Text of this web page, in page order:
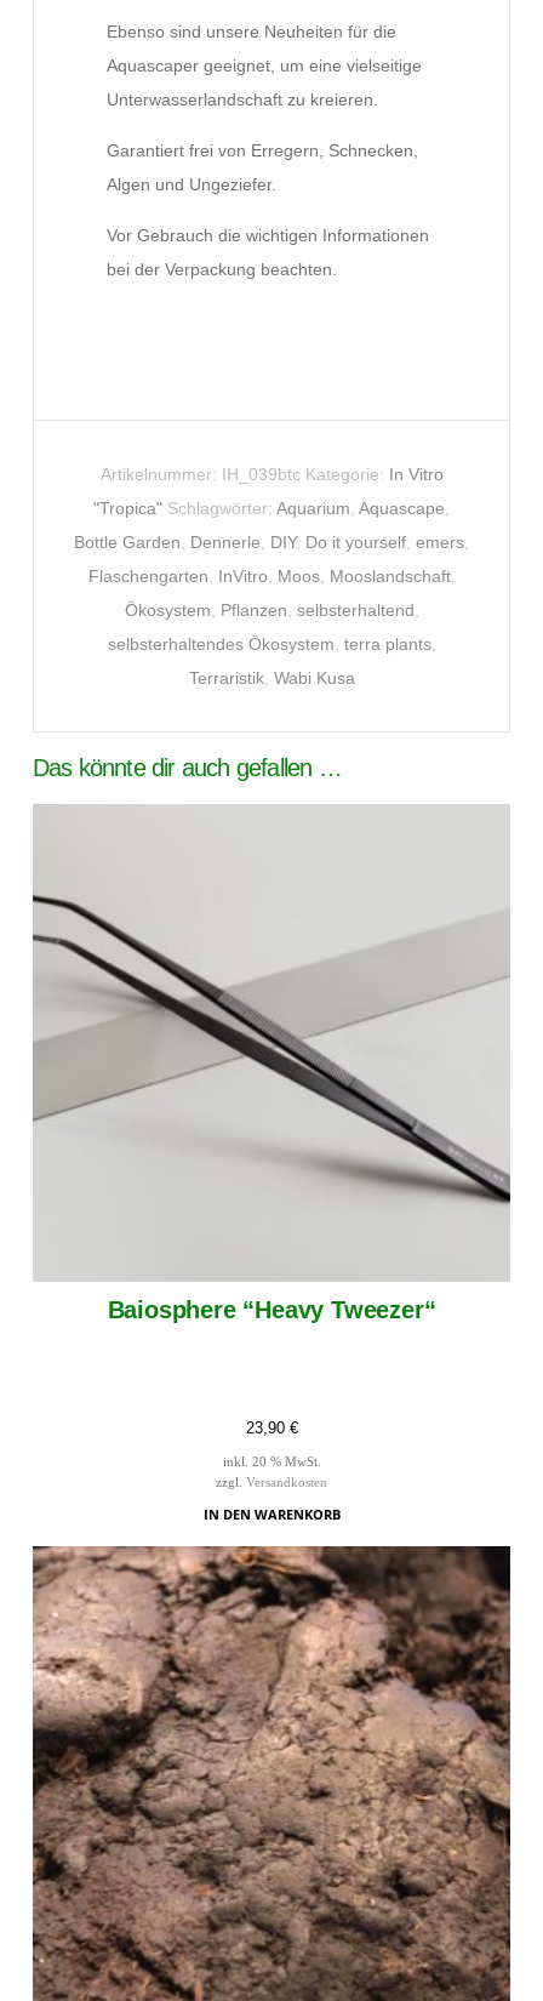
Ebenso sind unsere Neuheiten für die
Aquascaper geeignet, um eine vielseitige
Unterwasserlandschaft zu kreieren.
Garantiert frei von Erregern, Schnecken,
Algen und Ungeziefer.
Vor Gebrauch die wichtigen Informationen
bei der Verpackung beachten.
Artikelnummer: IH_039btc Kategorie: In Vitro
"Tropica" Schlagwörter: Aquarium Aquascape
Bottle Garden
Dennerle DIY, Do it yourself emers
Flaschengarten
InVitro Moos, Mooslandschaft,
Ökosystem
Pflanzen selbsterhaltend
selbsterhaltendes Ökosystem terra plants,
Terraristik, Wabi Kusa
Das könnte dir auch gefallen …
Baiosphere “Heavy Tweezer“
23,90 €
inkl. 20 % MwSt.
zzgl. Versandkosten
IN DEN WARENKORB